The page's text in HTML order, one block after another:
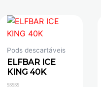
Pods descartáveis
ELFBAR ICE
KING 40K